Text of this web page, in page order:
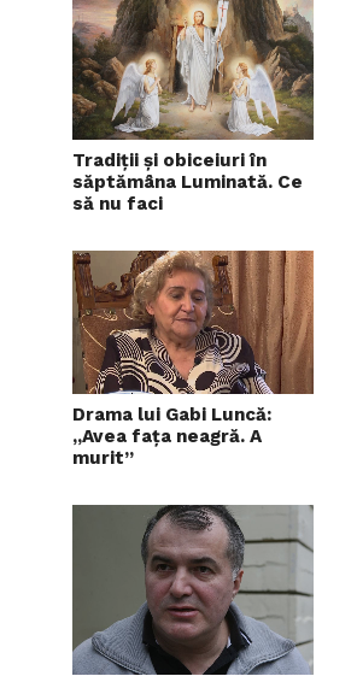
Tradiții și obiceiuri în
săptămâna Luminată. Ce
să nu faci
Drama lui Gabi Luncă:
„Avea faţa neagră. A
murit”